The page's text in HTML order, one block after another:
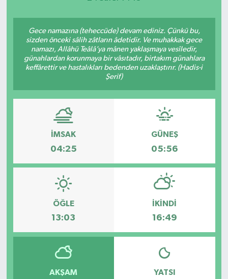
Gece namazına (teheccüde) devam ediniz. Çünkü bu,
sizden önceki sâlih zâtların âdetidir. Ve muhakkak gece
namazı, Allâhü Teâlâ’ya mânen yaklaşmaya vesîledir,
günahlardan korunmaya bir vâsıtadır, birtakım günahlara
keffârettir ve hastalıkları bedenden uzaklaştırır. (Hadis-i
Şerif)
İMSAK
04:25
GÜNEŞ
05:56
ÖĞLE
13:03
İKINDI
16:49
AKŞAM YATSI